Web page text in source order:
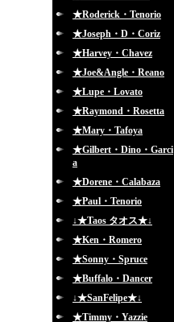
★Roderick・Tenorio
★Joseph・D・Coriz
★Harvey・Chavez
★Joe&Angle・Reano
★Lupe・Lovato
★Raymond・Rosetta
★Mary・Tafoya
★Gilbert・Dino・Garci
a
★Dorene・Calabaza
★Paul・Tenorio
↓★Taos タオス★↓
★Ken・Romero
★Sonny・Spruce
★Buffalo・Dancer
↓★SanFelipe★↓
★Timmy・Yazzie